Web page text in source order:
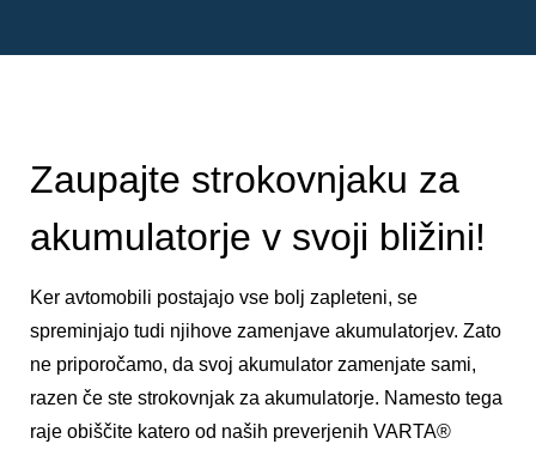
Zaupajte strokovnjaku za
akumulatorje v svoji bližini!
Ker avtomobili postajajo vse bolj zapleteni, se
spreminjajo tudi njihove zamenjave akumulatorjev. Zato
ne priporočamo, da svoj akumulator zamenjate sami,
razen če ste strokovnjak za akumulatorje. Namesto tega
raje obiščite katero od naših preverjenih VARTA®